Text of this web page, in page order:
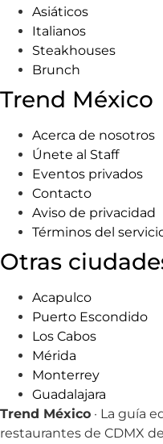
Asiáticos
Italianos
Steakhouses
Brunch
Trend México
Acerca de nosotros
Únete al Staff
Eventos privados
Contacto
Aviso de privacidad
Términos del
Otras
Acapulco
Puerto Escondido
Los Cabos
Mérida
Monterrey
Guadalajara
Trend México · La guía
restaurantes de CDMX